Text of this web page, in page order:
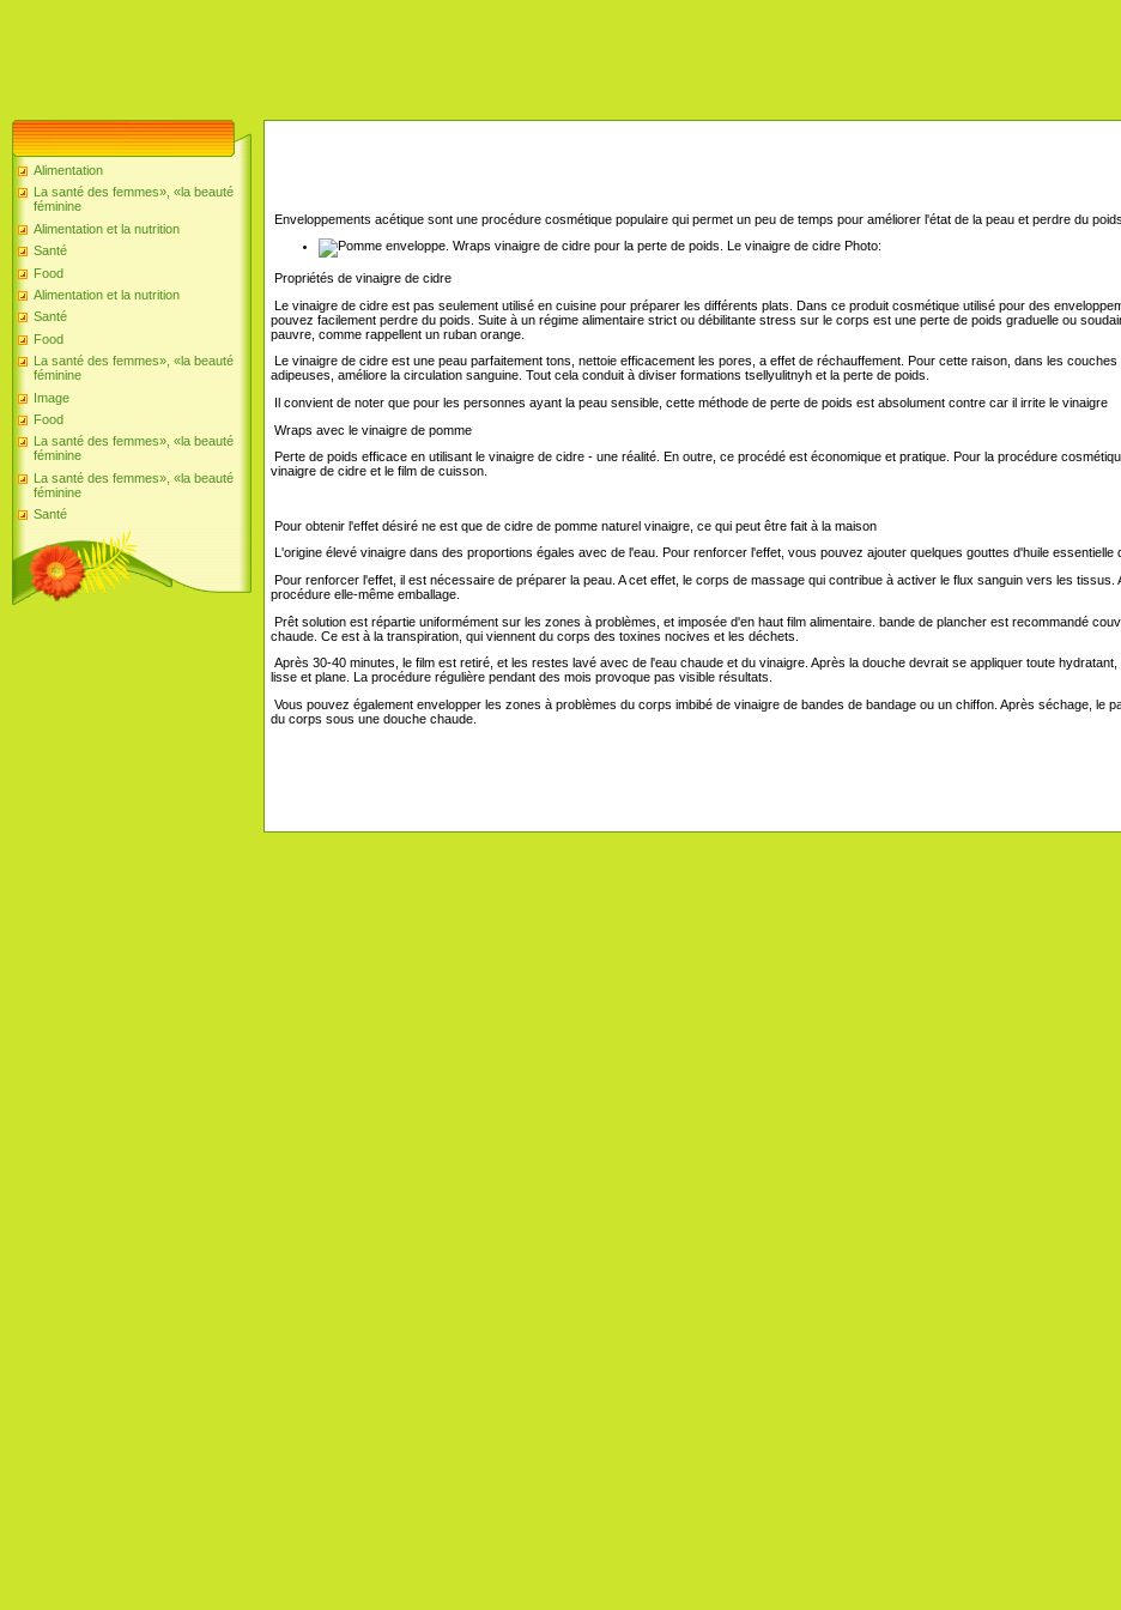
Alimentation
La santé des femmes», «la beauté
féminine
Alimentation et la nutrition
Santé
Food
Alimentation et la nutrition
Santé
Food
La santé des femmes», «la beauté
féminine
Image
Food
La santé des femmes», «la beauté
féminine
La santé des femmes», «la beauté
féminine
Santé
Enveloppements acétique sont une procédure cosmétique populaire qui permet un peu de temps pour améliorer l'état de la peau et perdre du poids.
Le vinaigre de cidre Photo:
Propriétés de vinaigre de cidre
Le vinaigre de cidre est pas seulement utilisé en cuisine pour préparer les différents plats. Dans ce produit cosmétique utilisé pour des
pouvez facilement perdre du poids. Suite à un régime alimentaire strict ou débilitante stress sur le corps est une perte de poids graduelle ou
pauvre, comme rappellent un ruban orange.
Le vinaigre de cidre est une peau parfaitement tons, nettoie efficacement les pores, a effet de réchauffement. Pour cette raison, dans les
adipeuses, améliore la circulation sanguine. Tout cela conduit à diviser formations tsellyulitnyh et la perte de poids.
Il convient de noter que pour les personnes ayant la peau sensible, cette méthode de perte de poids est absolument contre car il irrite le vinaigre
Wraps avec le vinaigre de pomme
Perte de poids efficace en utilisant le vinaigre de cidre - une réalité. En outre, ce procédé est économique et pratique. Pour la procédure
vinaigre de cidre et le film de cuisson.
Pour obtenir l'effet désiré ne est que de cidre de pomme naturel vinaigre, ce qui peut être fait à la maison
L'origine élevé vinaigre dans des proportions égales avec de l'eau. Pour renforcer l'effet, vous pouvez ajouter quelques gouttes d'huile essentielle
Pour renforcer l'effet, il est nécessaire de préparer la peau. A cet effet, le corps de massage qui contribue à activer le flux sanguin vers les tissus.
procédure elle-même emballage.
Prêt solution est répartie uniformément sur les zones à problèmes, et imposée d'en haut film alimentaire. bande de plancher est recommandé
chaude. Ce est à la transpiration, qui viennent du corps des toxines nocives et les déchets.
Après 30-40 minutes, le film est retiré, et les restes lavé avec de l'eau chaude et du vinaigre. Après la douche devrait se appliquer toute
lisse et plane. La procédure régulière pendant des mois provoque pas visible résultats.
Vous pouvez également envelopper les zones à problèmes du corps imbibé de vinaigre de bandes de bandage ou un chiffon. Après séchage, le
du corps sous une douche chaude.